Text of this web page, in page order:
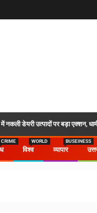
नकली डेयरी उत्पादों पर बड़ा एक्शन,
CRIME
विश्व
WORLD
व्यापार
BUSEINESS